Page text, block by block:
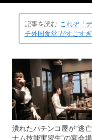
記事を読む これぞ「
チ外国食堂”がすごす
潰れたパチンコ屋が“逃
ナム技能実習生”の宴会場